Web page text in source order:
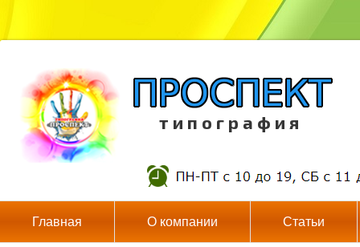
т и п о г р а ф и я
Главная О компании Статьи